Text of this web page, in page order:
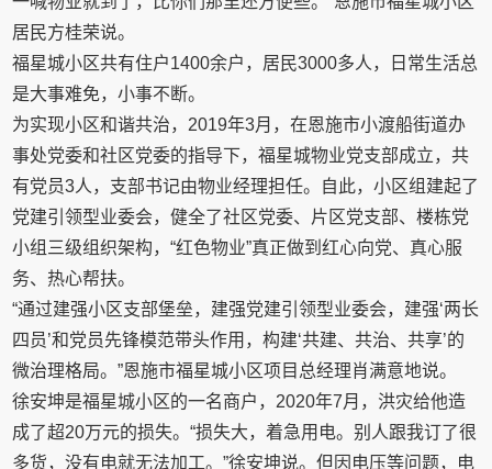
居民方桂荣说。
福星城小区共有住户1400余户，居民3000多人，日常生活总
是大事难免，小事不断。
为实现小区和谐共治，2019年3月，在恩施市小渡船街道办
事处党委和社区党委的指导下，福星城物业党支部成立，共
有党员3人，支部书记由物业经理担任。自此，小区组建起了
党建引领型业委会，健全了社区党委、片区党支部、楼栋党
小组三级组织架构，“红色物业”真正做到红心向党、真心服
务、热心帮扶。
“通过建强小区支部堡垒，建强党建引领型业委会，建强‘两长
四员’和党员先锋模范带头作用，构建‘共建、共治、共享’的
微治理格局。”恩施市福星城小区项目总经理肖满意地说。
徐安坤是福星城小区的一名商户，2020年7月，洪灾给他造
成了超20万元的损失。“损失大，着急用电。别人跟我订了很
多货，没有电就无法加工。”徐安坤说。但因电压等问题，电